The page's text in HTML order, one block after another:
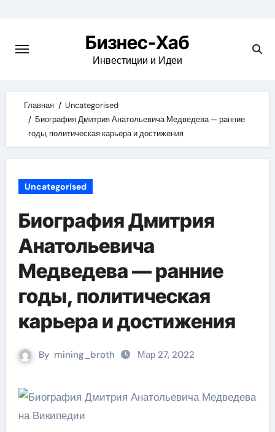
content
Бизнес-Хаб
Инвестиции и Идеи
Главная
Uncategorised
Биография Дмитрия Анатольевича Медведева — ранние
годы, политическая карьера и достижения
Uncategorised
Биография Дмитрия
Анатольевича
Медведева — ранние
годы, политическая
карьера и достижения
By mining_broth Мар 27, 2022